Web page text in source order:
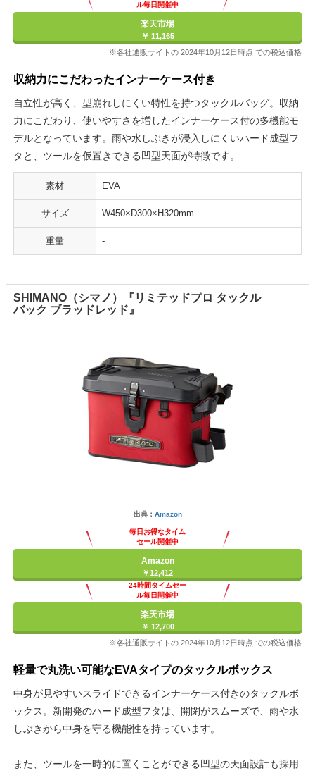
ル毎日開催中
楽天市場
￥ 11,165
※各社通販サイトの 2024年10月12日時点 での税込価格
収納力にこだわったインナーケース付き
自立性が高く、型崩れしにくい特性を持つタックルバッグ。収納
力にこだわり、使いやすさを増したインナーケース付の多機能モ
デルとなっています。雨や水しぶきが浸入しにくいハード成型フ
タと、ツールを仮置きできる凹型天面が特徴です。
素材 EVA
サイズ W450×D300×H320mm
重量 -
SHIMANO（シマノ）『リミテッドプロ タックル
バック ブラッドレッド』
出典： Amazon
毎日お得なタイム
セール開催中
Amazon
￥12,412
24時間タイムセー
ル毎日開催中
楽天市場
￥ 12,700
※各社通販サイトの 2024年10月12日時点 での税込価格
軽量で丸洗い可能なEVAタイプのタックルボックス
中身が見やすいスライドできるインナーケース付きのタックルボ
ックス。新開発のハード成型フタは、開閉がスムーズで、雨や水
しぶきから中身を守る機能性を持っています。
また、ツールを一時的に置くことができる凹型の天面設計も採用